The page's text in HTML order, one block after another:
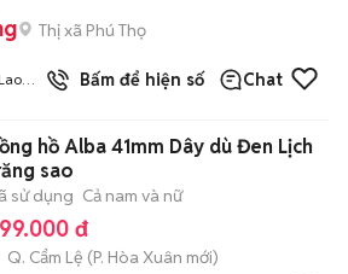
Thị xã Phú Thọ
Bấm để hiện số Chat
hồ Alba 41mm Dây dù Đen Lịch
sao
sử dụng Cả nam và nữ
đ
Q. Cẩm Lệ (P. Hòa Xuân mới)